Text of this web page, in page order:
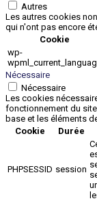
Autres
Les autres cookies
qui n'ont pas encore
Cookie
wp-
Nécessaire
Nécessaire
Les cookies
fonctionnement du
base et les éléments
Cookie
Durée
PHPSESSID session